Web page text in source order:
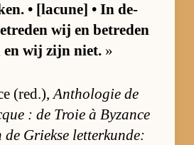
• [la­cu­ne] • In de­
wij en be­tre­den
wij zijn niet. »
(red.),An­tho­lo­gie de
: de Troie à By­zance
Griekse let­ter­kun­de: